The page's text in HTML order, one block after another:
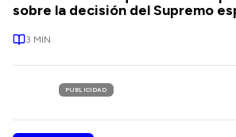
sobre la decisión del Supremo
3 MIN
PUBLICIDAD